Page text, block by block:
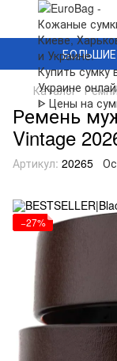
Каталог
Ремень
Vintage
Артикул: 20265
−27%